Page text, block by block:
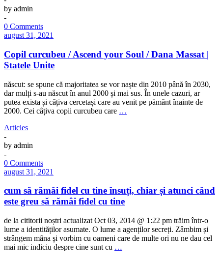
by admin
-
0 Comments
august 31, 2021
Copil curcubeu / Ascend your Soul / Dana Massat |
Statele Unite
născut: se spune că majoritatea se vor naște din 2010 până în 2030,
dar mulți s-au născut în anul 2000 și mai sus. În unele cazuri, ar
putea exista și câțiva cercetași care au venit pe pământ înainte de
2000. Cei câțiva copii curcubeu care …
Articles
-
by admin
-
0 Comments
august 31, 2021
cum să rămâi fidel cu tine însuți, chiar și atunci când
este greu să rămâi fidel cu tine
de la cititorii noștri actualizat Oct 03, 2014 @ 1:22 pm trăim într-o
lume a identităților asumate. O lume a agenților secreți. Zâmbim și
strângem mâna și vorbim cu oameni care de multe ori nu ne dau cel
mai mic indiciu despre cine sunt cu …